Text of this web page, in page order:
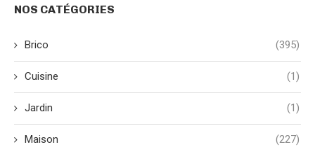
NOS CATÉGORIES
Brico (395)
Cuisine (1)
Jardin (1)
Maison (227)